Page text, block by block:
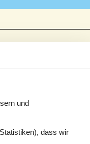
und
dass wir